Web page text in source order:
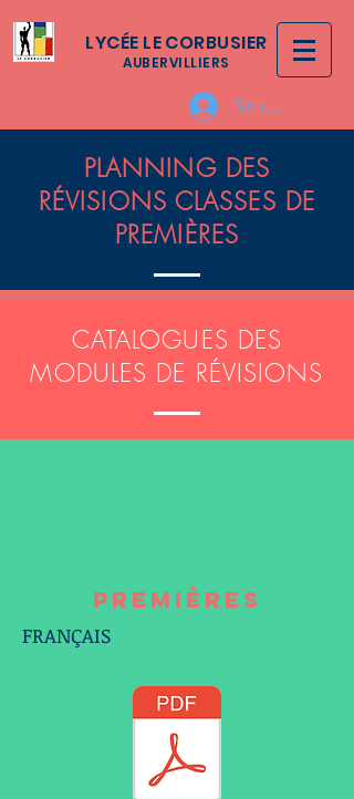
LYCÉE LE CORBUSIER
AUBERVILLIERS
Se connecter
PLANNING DES
RÉVISIONS CLASSES DE
PREMIÈRES
CATALOGUES DES
MODULES DE RÉVISIONS
PREMIÈRES
FRANÇAIS